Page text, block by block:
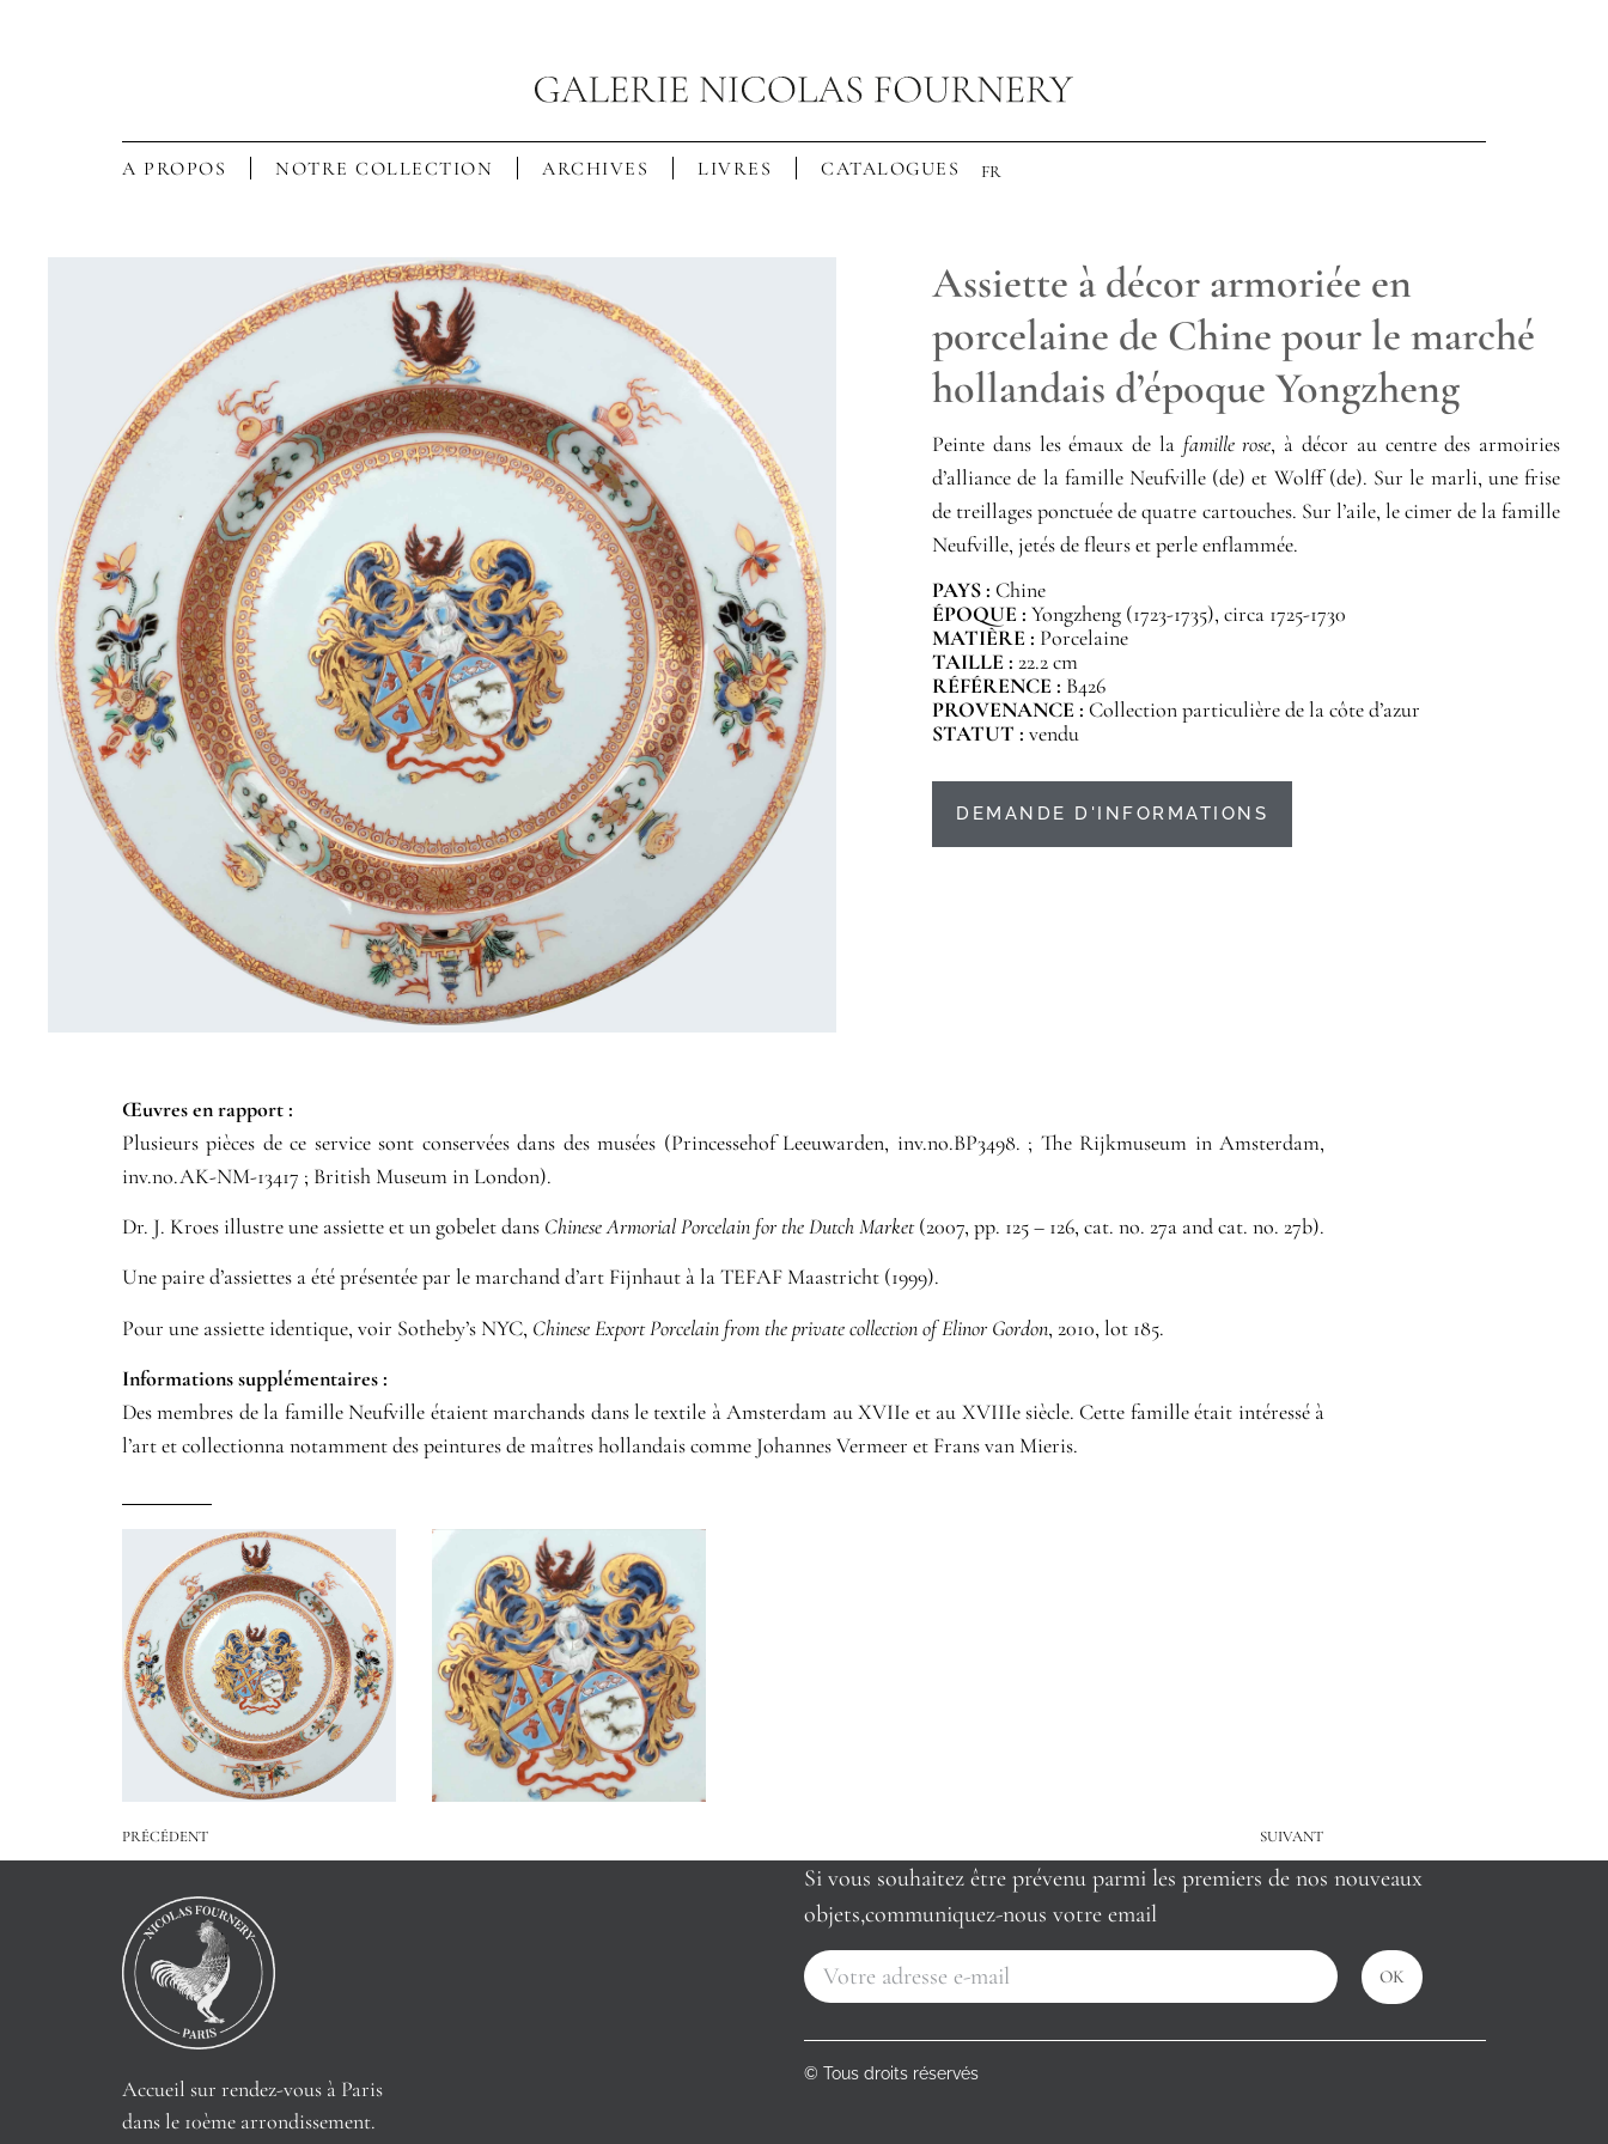
A PROPOS NOTRE COLLECTION ARCHIVES LIVRES CATALOGUES FR
Assiette à décor armoriée en
porcelaine de Chine pour le marché
hollandais d’époque Yongzheng
Peinte dans les émaux de la famille rose, à décor au centre des armoiries
d’alliance de la famille Neufville (de) et Wolff (de). Sur le marli, une frise
de treillages ponctuée de quatre cartouches. Sur l’aile, le cimer de la famille
Neufville, jetés de fleurs et perle enflammée.
PAYS : Chine
ÉPOQUE : Yongzheng (1723-1735), circa 1725-1730
MATIÈRE : Porcelaine
TAILLE :22.2 cm
RÉFÉRENCE : B426
PROVENANCE : Collection particulière de la côte d’azur
STATUT :vendu
DEMANDE D'INFORMATIONS
Œuvres en rapport :​
Plusieurs pièces de ce service sont conservées dans des musées (Princessehof Leeuwarden, inv.no.BP3498. ; The Rijkmuseum in Amsterdam,
inv.no.AK-NM-13417 ; British Museum in London).
Dr. J. Kroes illustre une assiette et un gobelet dans Chinese Armorial Porcelain for the Dutch Market(2007, pp. 125 – 126, cat. no. 27a and cat. no. 27b).
Une paire d’assiettes a été présentée par le marchand d’art Fijnhaut à la TEFAF Maastricht (1999).
Pour une assiette identique, voir Sotheby’s NYC, Chinese Export Porcelain from the private collection of Elinor Gordon, 2010, lot 185.
Informations supplémentaires​ :​
Des membres de la famille Neufville étaient marchands dans le textile à Amsterdam au XVIIe et au XVIIIe siècle. Cette famille était intéressé à
l’art et collectionna notamment des peintures de maîtres hollandais comme Johannes Vermeer et Frans van Mieris.
PRÉCÉDENT SUIVANT
Accueil sur rendez-vous à Paris
dans le 10ème arrondissement.
Si vous souhaitez être prévenu parmi les premiers de nos nouveaux
objets,communiquez-nous votre email
OK
© Tous droits réservés